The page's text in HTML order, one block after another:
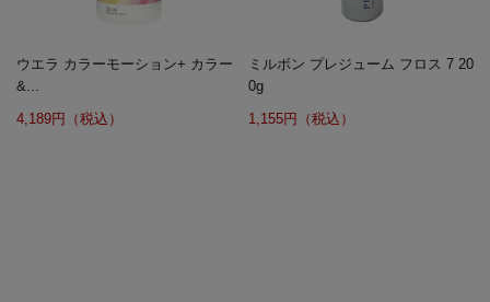
ウエラ カラーモーション+ カラー
&...
4,189円（税込）
ミルボン プレジューム フロス 7 20
0g
1,155円（税込）